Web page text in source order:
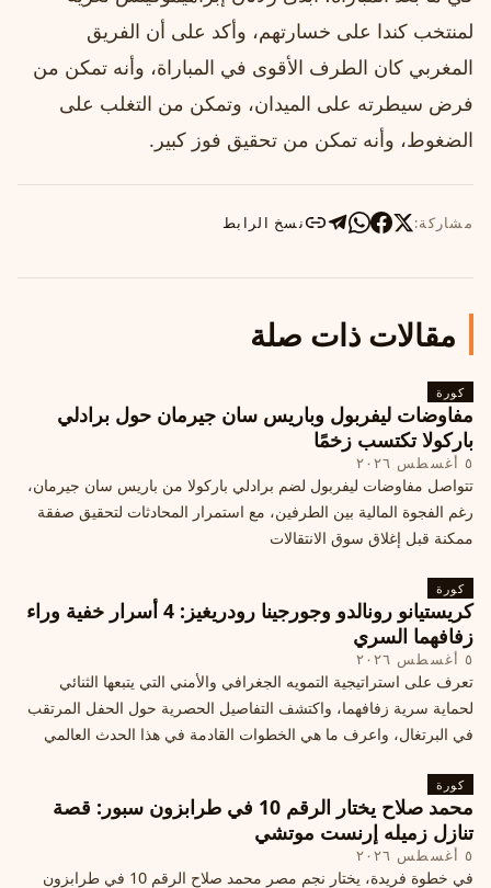
لمنتخب كندا على خسارتهم، وأكد على أن الفريق
المغربي كان الطرف الأقوى في المباراة، وأنه تمكن من
فرض سيطرته على الميدان، وتمكن من التغلب على
الضغوط، وأنه تمكن من تحقيق فوز كبير.
مشاركة: نسخ الرابط
مقالات ذات صلة
كورة
مفاوضات ليفربول وباريس سان جيرمان حول برادلي
باركولا تكتسب زخمًا
٥ أغسطس ٢٠٢٦
تتواصل مفاوضات ليفربول لضم برادلي باركولا من باريس سان جيرمان،
رغم الفجوة المالية بين الطرفين، مع استمرار المحادثات لتحقيق صفقة
ممكنة قبل إغلاق سوق الانتقالات
كورة
كريستيانو رونالدو وجورجينا رودريغيز: 4 أسرار خفية وراء
زفافهما السري
٥ أغسطس ٢٠٢٦
تعرف على استراتيجية التمويه الجغرافي والأمني التي يتبعها الثنائي
لحماية سرية زفافهما، واكتشف التفاصيل الحصرية حول الحفل المرتقب
في البرتغال، واعرف ما هي الخطوات القادمة في هذا الحدث العالمي
كورة
محمد صلاح يختار الرقم 10 في طرابزون سبور: قصة
تنازل زميله إرنست موتشي
٥ أغسطس ٢٠٢٦
في خطوة فريدة، يختار نجم مصر محمد صلاح الرقم 10 في طرابزون